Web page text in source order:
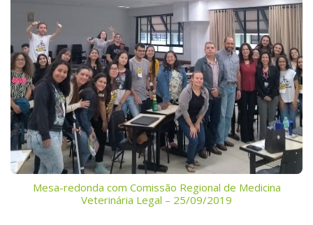
Mesa-redonda com Comissão Regional de Medicina
Veterinária Legal – 25/09/2019